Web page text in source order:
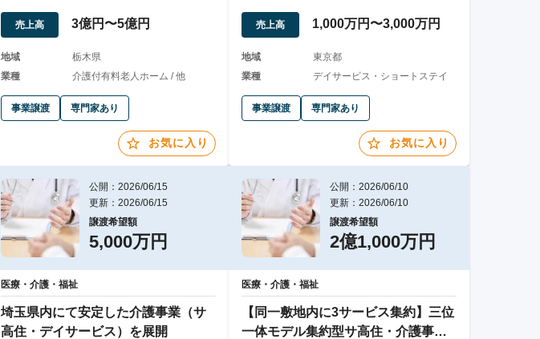
売上高 3億円〜5億円
地域
栃木県
業種
介護付有料老人ホーム / 他
事業譲渡 専門家あり
お気に入り
売上高 1,000万円〜3,000万円
地域
東京都
業種
デイサービス・ショートステイ
事業譲渡 専門家あり
お気に入り
公開：2026/06/15
更新：2026/06/15
譲渡希望額
5,000万円
医療・介護・福祉
埼玉県内にて安定した介護事業（サ
高住・デイサービス）を展開
公開：2026/06/10
更新：2026/06/10
譲渡希望額
2億1,000万円
医療・介護・福祉
【同一敷地内に3サービス集約】三位
一体モデル集約型サ高住・介護事業